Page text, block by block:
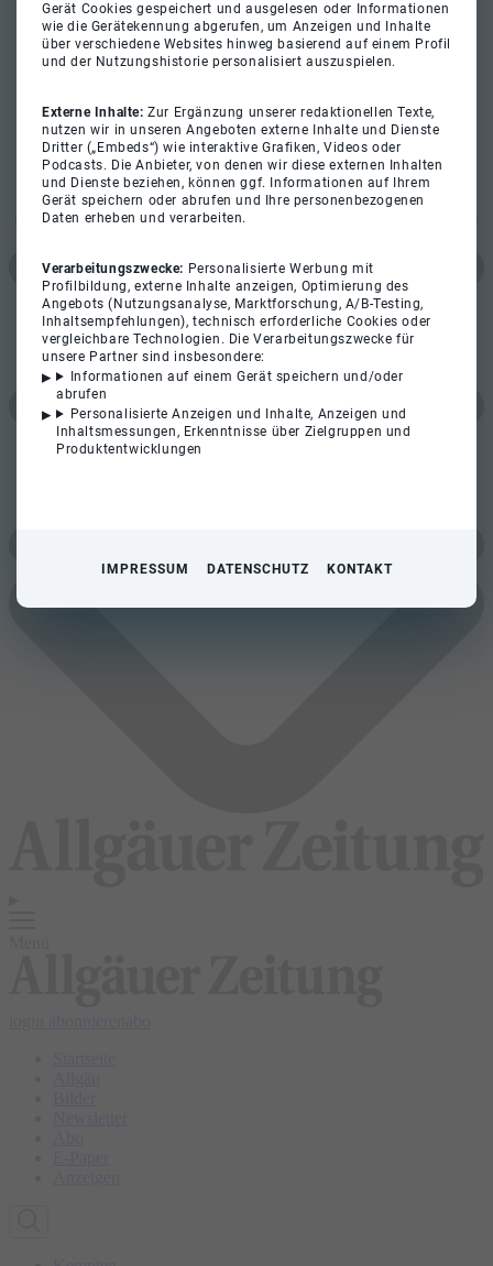
Gerät Cookies gespeichert und ausgelesen oder Informationen
wie die Gerätekennung abgerufen, um Anzeigen und Inhalte
über verschiedene Websites hinweg basierend auf einem Profil
und der Nutzungshistorie personalisiert auszuspielen.
Externe Inhalte:Zur Ergänzung unserer redaktionellen Texte,
nutzen wir in unseren Angeboten externe Inhalte und Dienste
Dritter („Embeds“) wie interaktive Grafiken, Videos oder
Podcasts. Die Anbieter, von denen wir diese externen Inhalten
und Dienste beziehen, können ggf. Informationen auf Ihrem
Gerät speichern oder abrufen und Ihre personenbezogenen
Daten erheben und verarbeiten.
Verarbeitungszwecke: Personalisierte Werbung mit
Profilbildung, externe Inhalte anzeigen, Optimierung des
Angebots (Nutzungsanalyse, Marktforschung, A/B-Testing,
Inhaltsempfehlungen), technisch erforderliche Cookies oder
vergleichbare Technologien. Die Verarbeitungszwecke für
unsere Partner sind insbesondere:
Informationen auf einem Gerät speichern und/oder
abrufen
Personalisierte Anzeigen und Inhalte, Anzeigen und
Inhaltsmessungen, Erkenntnisse über Zielgruppen und
Produktentwicklungen
IMPRESSUM DATENSCHUTZ KONTAKT